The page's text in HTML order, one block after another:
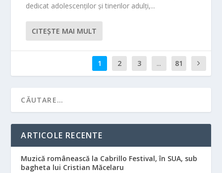
dedicat adolescenților și tinerilor adulți,...
CITEŞTE MAI MULT
1 2 3 ... 81
ARTICOLE RECENTE
Muzică românească la Cabrillo Festival, în SUA, sub
bagheta lui Cristian Măcelaru